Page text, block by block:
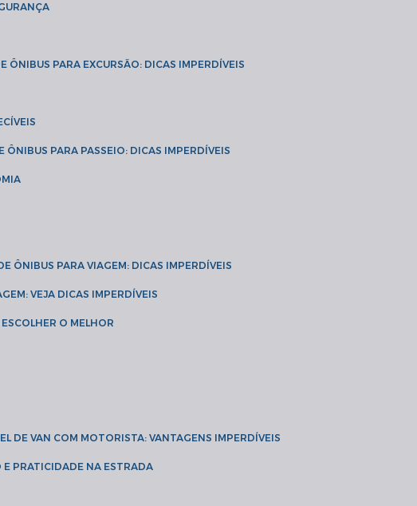
ÔNIBUS PARA EXCURSÃO: DICAS IMPERDÍVEIS
ÔNIBUS PARA PASSEIO: DICAS IMPERDÍVEIS
DE ÔNIBUS PARA VIAGEM: DICAS IMPERDÍVEIS
VEJA DICAS IMPERDÍVEIS
ESCOLHER O MELHOR
DE VAN COM MOTORISTA: VANTAGENS IMPERDÍVEIS
E PRATICIDADE NA ESTRADA